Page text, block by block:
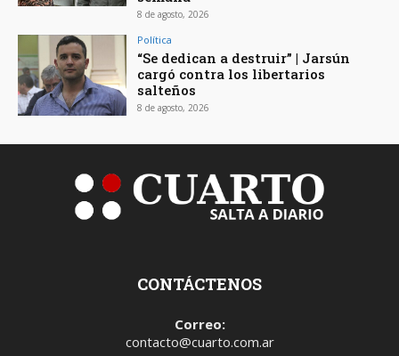
8 de agosto, 2026
Política
“Se dedican a destruir” | Jarsún
cargó contra los libertarios
salteños
8 de agosto, 2026
CONTÁCTENOS
Correo:
contacto@cuarto.com.ar